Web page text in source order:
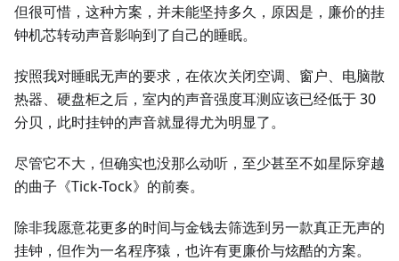
但很可惜，这种方案，并未能坚持多久，原因是，廉价的挂
钟机芯转动声音影响到了自己的睡眠。
按照我对睡眠无声的要求，在依次关闭空调、窗户、电脑散
热器、硬盘柜之后，室内的声音强度耳测应该已经低于 30
分贝，此时挂钟的声音就显得尤为明显了。
尽管它不大，但确实也没那么动听，至少甚至不如星际穿越
的曲子《Tick-Tock》的前奏。
除非我愿意花更多的时间与金钱去筛选到另一款真正无声的
挂钟，但作为一名程序猿，也许有更廉价与炫酷的方案。